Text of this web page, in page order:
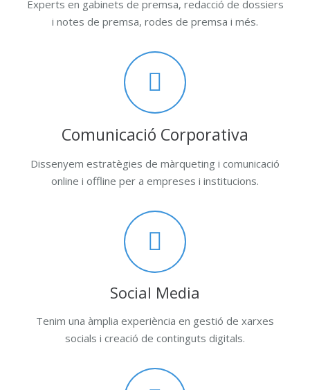
Experts en gabinets de premsa, redacció de dossiers
i notes de premsa, rodes de premsa i més.
Comunicació Corporativa
Dissenyem estratègies de màrqueting i comunicació
online i offline per a empreses i institucions.
Social Media
Tenim una àmplia experiència en gestió de xarxes
socials i creació de continguts digitals.